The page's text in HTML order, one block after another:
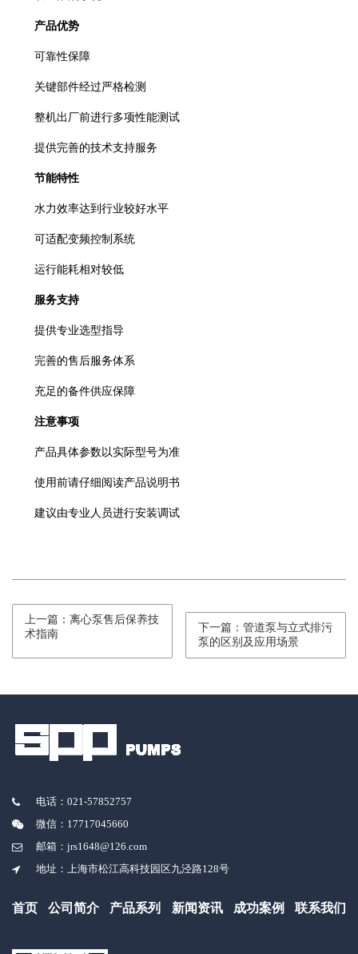
产品优势
可靠性保障
关键部件经过严格检测
整机出厂前进行多项性能测试
提供完善的技术支持服务
节能特性
水力效率达到行业较好水平
可适配变频控制系统
运行能耗相对较低
服务支持
提供专业选型指导
完善的售后服务体系
充足的备件供应保障
注意事项
产品具体参数以实际型号为准
使用前请仔细阅读产品说明书
建议由专业人员进行安装调试
上一篇：离心泵售后保养技
术指南
下一篇：管道泵与立式排污
泵的区别及应用场景
电话：021-57852757
微信：17717045660
邮箱：jrs1648@126.com
地址：上海市松江高科技园区九泾路128号
首页 公司简介 产品系列 新闻资讯 成功案例 联系我们